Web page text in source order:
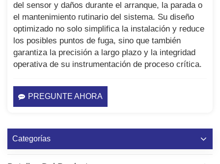
del sensor y daños durante el arranque, la parada o
el mantenimiento rutinario del sistema. Su diseño
optimizado no solo simplifica la instalación y reduce
los posibles puntos de fuga, sino que también
garantiza la precisión a largo plazo y la integridad
operativa de su instrumentación de proceso crítica.
PREGUNTE AHORA
Categorías